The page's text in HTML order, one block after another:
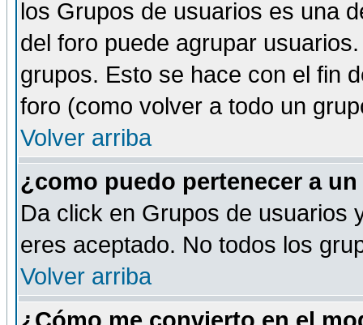
los Grupos de usuarios es una
del foro puede agrupar
grupos. Esto se hace con el fin
foro (como volver a todo un
Volver arriba
¿como puedo pertenecer a
Da click en Grupos de usuarios
eres aceptado. No todos los
Volver arriba